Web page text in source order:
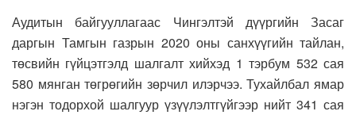
Аудитын байгууллагаас Чингэлтэй дүүргийн Засаг
даргын Тамгын газрын 2020 оны санхүүгийн тайлан,
төсвийн гүйцэтгэлд шалгалт хийхэд 1 тэрбум 532 сая
580 мянган төгрөгийн зөрчил илэрчээ. Тухайлбал ямар
нэгэн тодорхой шалгуур үзүүлэлтгүйгээр нийт 341 сая